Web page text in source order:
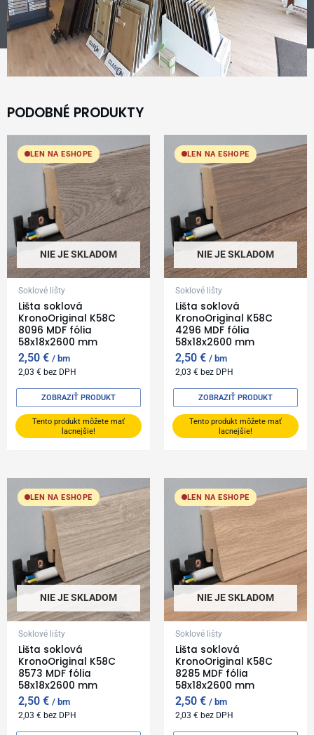
PODOBNÉ PRODUKTY
LEN NA ESHOPE
NIE JE SKLADOM
Soklové lišty
Lišta soklová
KronoOriginal K58C
8096 MDF fólia
58x18x2600 mm
2,50€ bm
2,03€ bez DPH
Tento produkt môžete mať
lacnejšie!
ZOBRAZIŤ PRODUKT
LEN NA ESHOPE
NIE JE SKLADOM
Soklové lišty
Lišta soklová
KronoOriginal K58C
4296 MDF fólia
58x18x2600 mm
2,50€ bm
2,03€ bez DPH
Tento produkt môžete mať
lacnejšie!
ZOBRAZIŤ PRODUKT
LEN NA ESHOPE
NIE JE SKLADOM
Soklové lišty
Lišta soklová
KronoOriginal K58C
8573 MDF fólia
58x18x2600 mm
2,50€ bm
2,03€ bez DPH
LEN NA ESHOPE
NIE JE SKLADOM
Soklové lišty
Lišta soklová
KronoOriginal K58C
8285 MDF fólia
58x18x2600 mm
2,50€ bm
2,03€ bez DPH